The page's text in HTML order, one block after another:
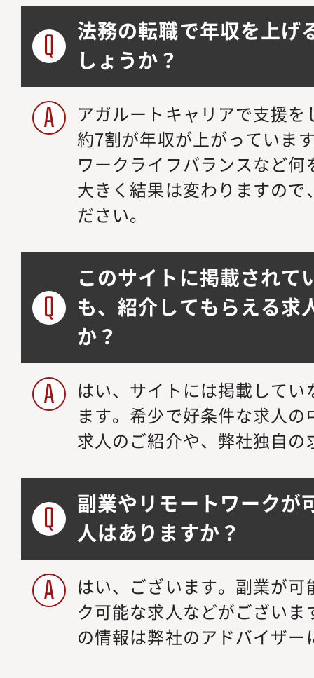
法務の転職で年収を上げ
しょうか？
アガルートキャリアで支援
約7割が年収が上がっていま
ワークライフバランスなど
大きく結果は変わりますの
ださい。
このサイトに掲載されて
も、紹介してもらえる求
か？
はい、サイトには掲載して
ます。希少で好条件な求人
求人のご紹介や、弊社独自
副業やリモートワークが
人はありますか？
はい、ございます。副業が
ク可能な求人などがござい
の情報は弊社のアドバイザ